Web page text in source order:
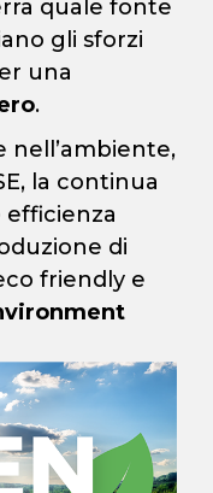
quale fonte
gli sforzi
una
.
nell’ambiente,
la continua
di
friendly e